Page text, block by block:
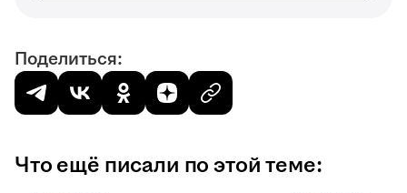
Поделиться:
Что ещё писали по этой теме: